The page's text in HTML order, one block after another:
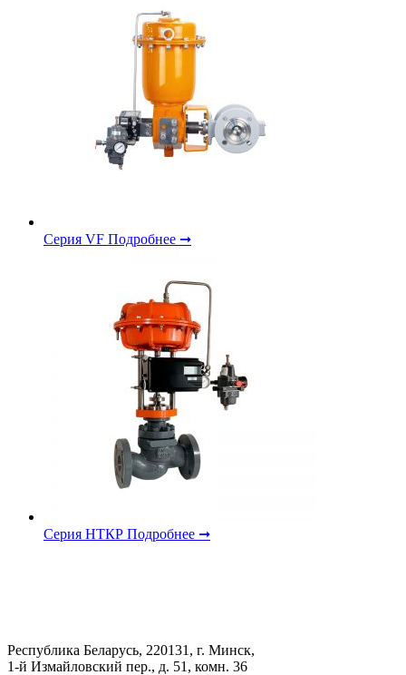
Серия VF Подробнее ➞
Серия НТКР Подробнее ➞
Республика Беларусь, 220131, г. Минск,
1-й Измайловский пер., д. 51, комн. 36